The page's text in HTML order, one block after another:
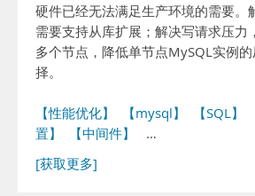
硬件已经无法满足生产环境的需要。
需要支持从库扩展；解决写请求压力
多个节点，降低单节点MySQL实例
择。
【性能优化】 【mysql】 【SQL】
置】
【中间件】
…
[获取更多]